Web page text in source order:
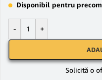
Disponibil pentru
- +
Solicită o